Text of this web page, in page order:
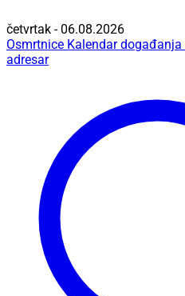
četvrtak - 06.08.2026
Osmrtnice Kalendar događanja
adresar